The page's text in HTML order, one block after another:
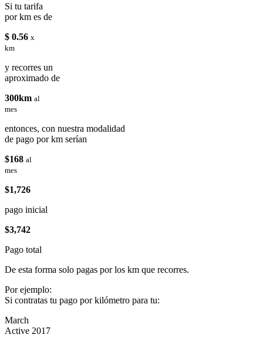
Si tu tarifa
por km es de
$ 0.56 x
km
y recorres un
aproximado de
300km al
mes
entonces, con nuestra modalidad
de pago por km serían
$168 al
mes
$1,726
pago inicial
$3,742
Pago total
De esta forma solo pagas por los km que recorres.
Por ejemplo:
Si contratas tu pago por kilómetro para tu:
March
Active 2017